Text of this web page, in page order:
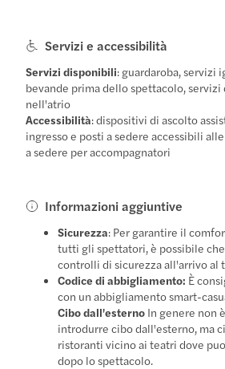
Servizi e accessibilità
Servizi disponibili: guardaroba, servizi
bevande prima dello spettacolo, servizi
nell'atrio
Accessibilità: dispositivi di ascolto
ingresso e posti a sedere accessibili
a sedere per accompagnatori
Informazioni aggiuntive
Sicurezza: Per garantire il
tutti gli spettatori, è possibile
controlli di sicurezza all'arrivo al
Codice di abbigliamento: È
con un abbigliamento smart-
Cibo dall'esterno In genere non
introdurre cibo dall'esterno, ma
ristoranti vicino ai teatri dove
dopo lo spettacolo.